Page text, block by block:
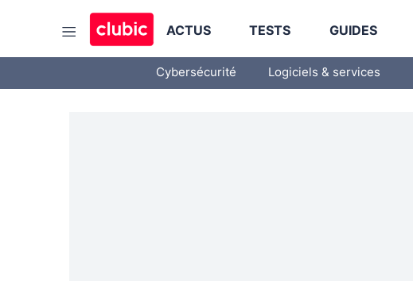
ACTUS TESTS GUIDES
Cybersécurité Logiciels & services